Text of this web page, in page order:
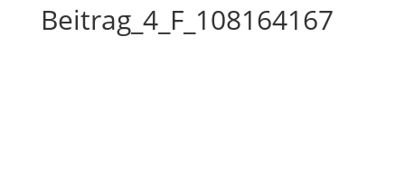
Beitrag_4_F_108164167